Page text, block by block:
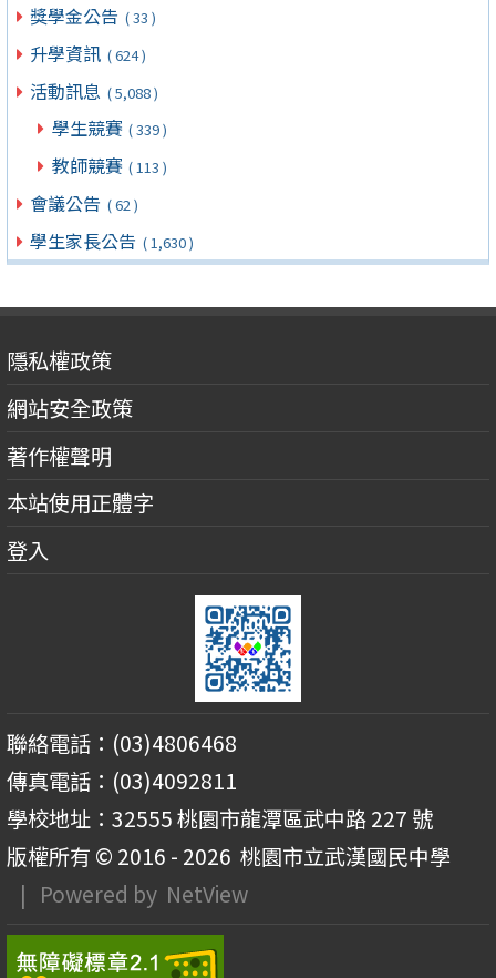
獎學金公告 ( 33 )
升學資訊 ( 624 )
活動訊息 ( 5,088 )
學生競賽 ( 339 )
教師競賽 ( 113 )
會議公告 ( 62 )
學生家長公告 ( 1,630 )
隱私權政策
網站安全政策
著作權聲明
本站使用正體字
登入
聯絡電話：(03)4806468
傳真電話：(03)4092811
學校地址：32555 桃園市龍潭區武中路 227 號
版權所有 © 2016 - 2026 桃園市立武漢國民中學
| Powered by NetView